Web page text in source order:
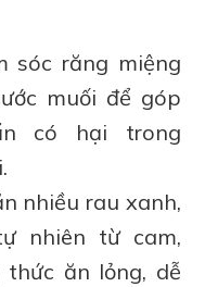
sóc răng miệng
muối để góp
có hại trong
nhiều rau xanh,
nhiên từ cam,
ăn lỏng, dễ